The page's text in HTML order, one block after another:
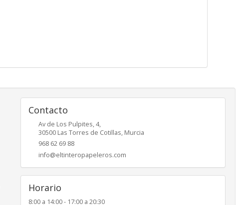
Contacto
Av de Los Pulpites, 4,
30500 Las Torres de Cotillas, Murcia
968 62 69 88
info@eltinteropapeleros.com
Horario
8:00 a 14:00 - 17:00 a 20:30